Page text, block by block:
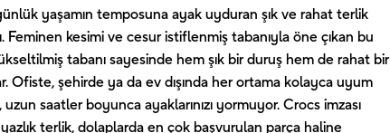
yaşamın temposuna ayak uyduran şık ve rahat terlik
Feminen kesimi ve cesur istiflenmiş tabanıyla öne çıkan bu
tabanı sayesinde hem şık bir duruş hem de rahat bir
Ofiste, şehirde ya da ev dışında her ortama kolayca uyum
saatler boyunca ayaklarınızı yormuyor. Crocs imzası
terlik, dolaplarda en çok başvurulan parça haline